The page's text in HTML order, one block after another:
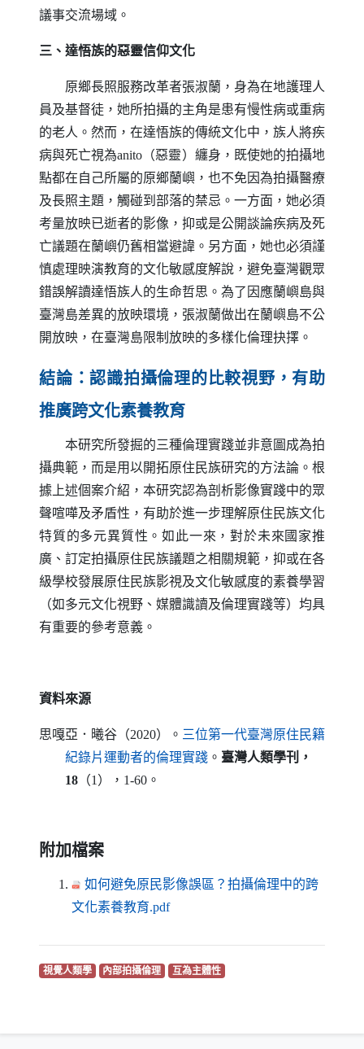
議事交流場域。
三、達悟族的惡靈信仰文化
原鄉長照服務改革者張淑蘭，身為在地護理人
員及基督徒，她所拍攝的主角是患有慢性病或重病
的老人。然而，在達悟族的傳統文化中，族人將疾
病與死亡視為anito （惡靈）纏身，既使她的拍攝地
點都在自己所屬的原鄉蘭嶼，也不免因為拍攝醫療
及長照主題，觸碰到部落的禁忌。一方面，她必須
考量放映已逝者的影像，抑或是公開談論疾病及死
亡議題在蘭嶼仍舊相當避諱。另方面，她也必須謹
慎處理映演教育的文化敏感度解說，避免臺灣觀眾
錯誤解讀達悟族人的生命哲思。為了因應蘭嶼島與
臺灣島差異的放映環境，張淑蘭做出在蘭嶼島不公
開放映，在臺灣島限制放映的多樣化倫理抉擇。
結論：認識拍攝倫理的比較視野，有助
推廣跨文化素養教育
本研究所發掘的三種倫理實踐並非意圖成為拍
攝典範，而是用以開拓原住民族研究的方法論。根
據上述個案介紹，本研究認為剖析影像實踐中的眾
聲喧嘩及矛盾性，有助於進一步理解原住民族文化
特質的多元異質性。如此一來，對於未來國家推
廣、訂定拍攝原住民族議題之相關規範，抑或在各
級學校發展原住民族影視及文化敏感度的素養學習
（如多元文化視野、媒體識讀及倫理實踐等）均具
有重要的參考意義。
資料來源
思嘎亞．曦谷（2020）。 三位第一代臺灣原住民籍
紀錄片運動者的倫理實踐（另開新視窗）
。 臺灣人類學刊，
18 （1），1-60。
附加檔案
如何避免原民影像誤區？拍攝倫理中的跨
文化素養教育.pdf（另開新視窗）
視覺人類學（另開新視窗）
內部拍攝倫理（另開新視窗）
互為主體性（另開新視窗）